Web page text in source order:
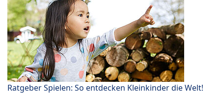
Ratgeber Spielen: So entdecken Kleinkinder die Welt!